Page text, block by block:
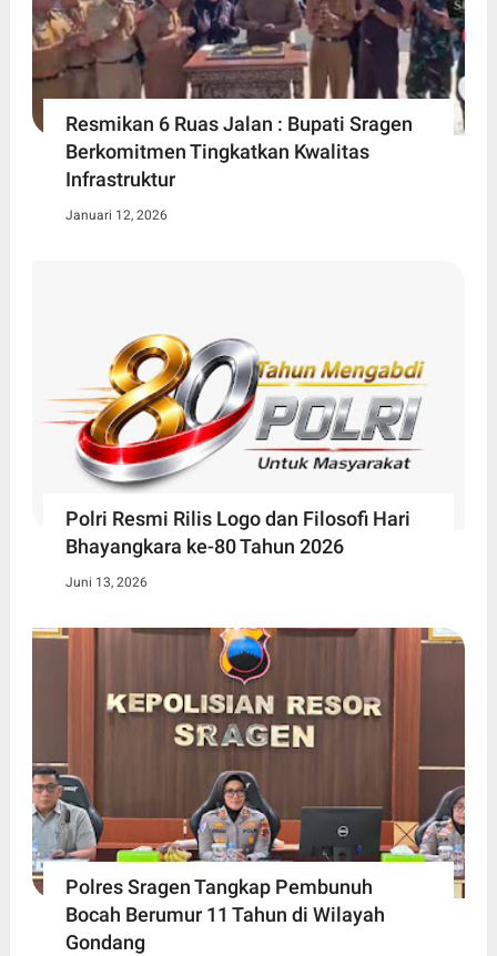
Resmikan 6 Ruas Jalan : Bupati Sragen
Berkomitmen Tingkatkan Kwalitas
Infrastruktur
Januari 12, 2026
Polri Resmi Rilis Logo dan Filosofi Hari
Bhayangkara ke-80 Tahun 2026
Juni 13, 2026
Polres Sragen Tangkap Pembunuh
Bocah Berumur 11 Tahun di Wilayah
Gondang